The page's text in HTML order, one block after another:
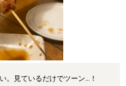
。見ているだけでツーン…！